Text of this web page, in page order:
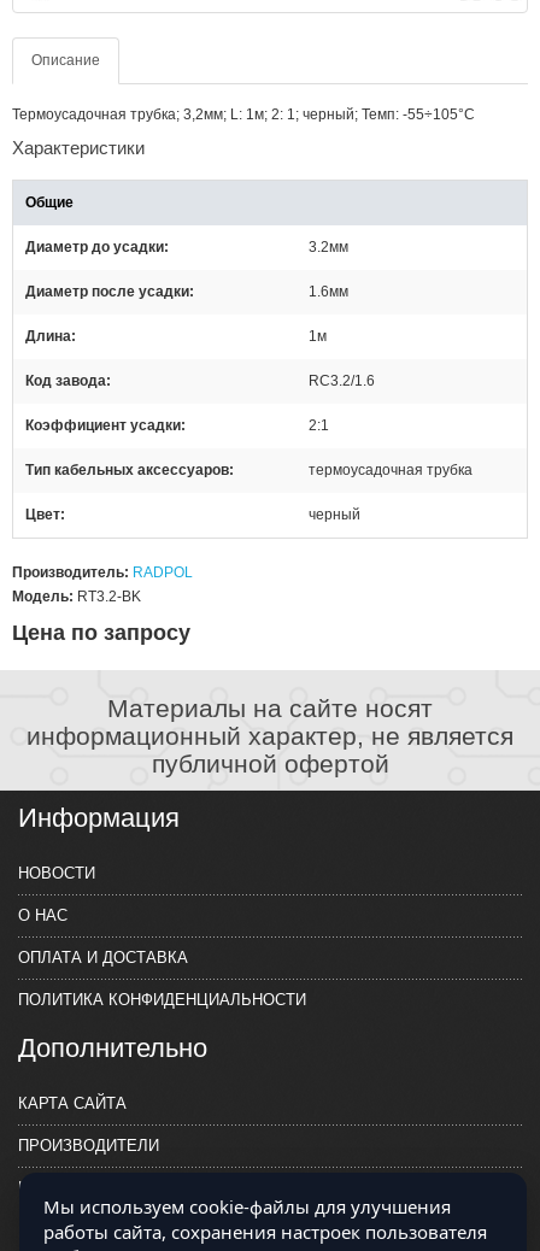
Описание
Термоусадочная трубка; 3,2мм; L: 1м; 2: 1; черный; Темп: -55÷105°C
Характеристики
Общие
Диаметр до усадки 3.2мм
Диаметр после усадки 1.6мм
Длина 1м
Код завода RC3.2/1.6
Коэффициент усадки 2:1
Тип кабельных аксессуаров термоусадочная трубка
Цвет черный
Производитель: RADPOL
Модель: RT3.2-BK
Цена по запросу
Материалы на сайте носят
информационный характер, не является
публичной офертой
Информация
НОВОСТИ
О НАС
ОПЛАТА И ДОСТАВКА
ПОЛИТИКА КОНФИДЕНЦИАЛЬНОСТИ
Дополнительно
КАРТА САЙТА
ПРОИЗВОДИТЕЛИ
КОНТАКТЫ
Мы используем cookie-файлы для улучшения
работы сайта, сохранения настроек пользователя